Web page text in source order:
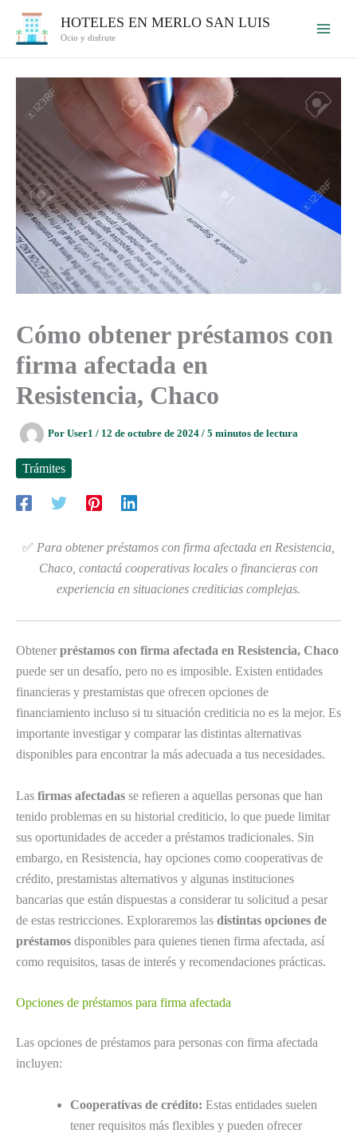
HOTELES EN MERLO SAN LUIS
Ocio y disfrute
Cómo obtener préstamos con
firma afectada en
Resistencia, Chaco
Por User1 / 12 de octubre de 2024 / 5 minutos de lectura
Trámites
✅ Para obtener préstamos con firma afectada en Resistencia,
Chaco, contactá cooperativas locales o financieras con
experiencia en situaciones crediticias complejas.
Obtener préstamos con firma afectada en Resistencia, Chaco
puede ser un desafío, pero no es imposible. Existen entidades
financieras y prestamistas que ofrecen opciones de
financiamiento incluso si tu situación crediticia no es la mejor. Es
importante investigar y comparar las distintas alternativas
disponibles para encontrar la más adecuada a tus necesidades.
Las firmas afectadas se refieren a aquellas personas que han
tenido problemas en su historial crediticio, lo que puede limitar
sus oportunidades de acceder a préstamos tradicionales. Sin
embargo, en Resistencia, hay opciones como cooperativas de
crédito, prestamistas alternativos y algunas instituciones
bancarias que están dispuestas a considerar tu solicitud a pesar
de estas restricciones. Exploraremos las distintas opciones de
préstamos disponibles para quienes tienen firma afectada, así
como requisitos, tasas de interés y recomendaciones prácticas.
Opciones de préstamos para firma afectada
Las opciones de préstamos para personas con firma afectada
incluyen:
Cooperativas de crédito: Estas entidades suelen
tener requisitos más flexibles y pueden ofrecer